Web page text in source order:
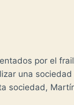
por el
una
sociedad,